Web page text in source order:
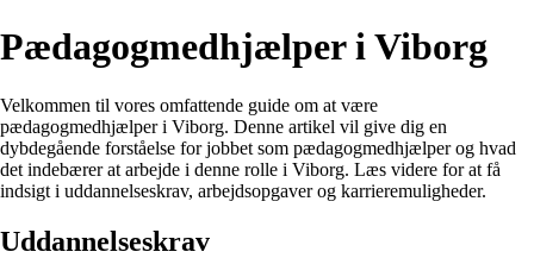
Pædagogmedhjælper i Viborg
Velkommen til vores omfattende guide om at være
pædagogmedhjælper i Viborg. Denne artikel vil give dig en
dybdegående forståelse for jobbet som pædagogmedhjælper og hvad
det indebærer at arbejde i denne rolle i Viborg. Læs videre for at få
indsigt i uddannelseskrav, arbejdsopgaver og karrieremuligheder.
Uddannelseskrav